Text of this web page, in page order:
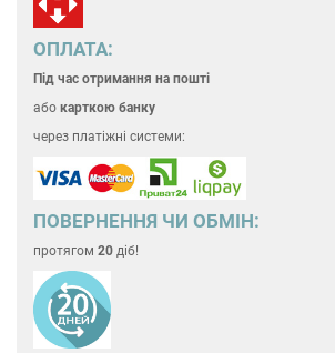
ОПЛАТА:
Під час отримання на пошті
або карткою банку
через платіжні системи:
ПОВЕРНЕННЯ ЧИ ОБМІН:
протягом 20 діб!